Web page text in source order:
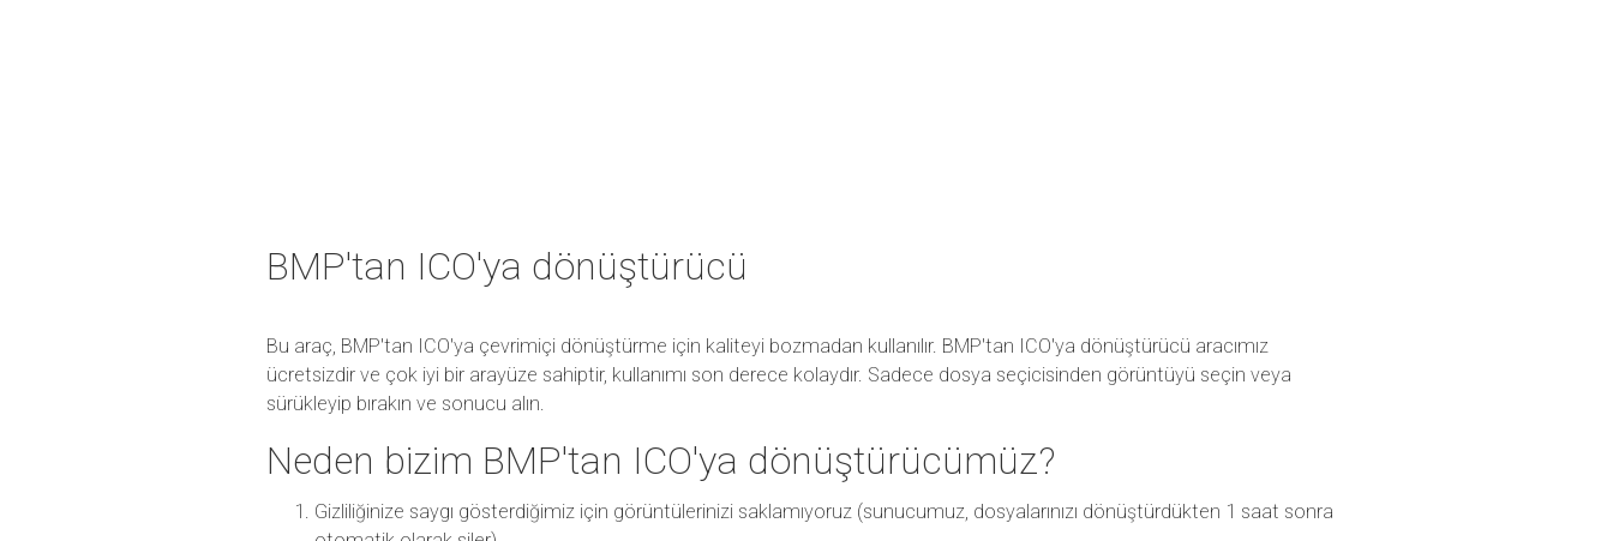
BMP'tan ICO'ya dönüştürücü
Bu araç, BMP'tan ICO'ya çevrimiçi dönüştürme için kaliteyi bozmadan kullanılır. BMP'tan ICO'ya dönüştürücü aracımız
ücretsizdir ve çok iyi bir arayüze sahiptir, kullanımı son derece kolaydır. Sadece dosya seçicisinden görüntüyü seçin veya
sürükleyip bırakın ve sonucu alın.
Neden bizim BMP'tan ICO'ya dönüştürücümüz?
Gizliliğinize saygı gösterdiğimiz için görüntülerinizi saklamıyoruz (sunucumuz, dosyalarınızı dönüştürdükten 1 saat sonra